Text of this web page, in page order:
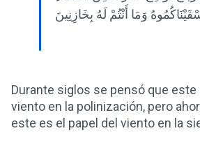
وَمَا أَنْتُمْ لَهُ بِخَازِنِينَ
Durante siglos se pensó que este
viento en la polinización, pero
este es el papel del viento en la